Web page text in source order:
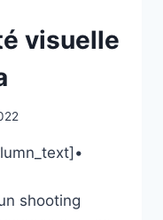
visuelle
shooting